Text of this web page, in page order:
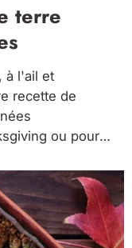
terre
à l'ail et
recette de
ou pour
levain aux
de pommes